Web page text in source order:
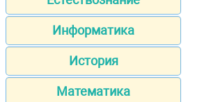
Информатика
История
Математика